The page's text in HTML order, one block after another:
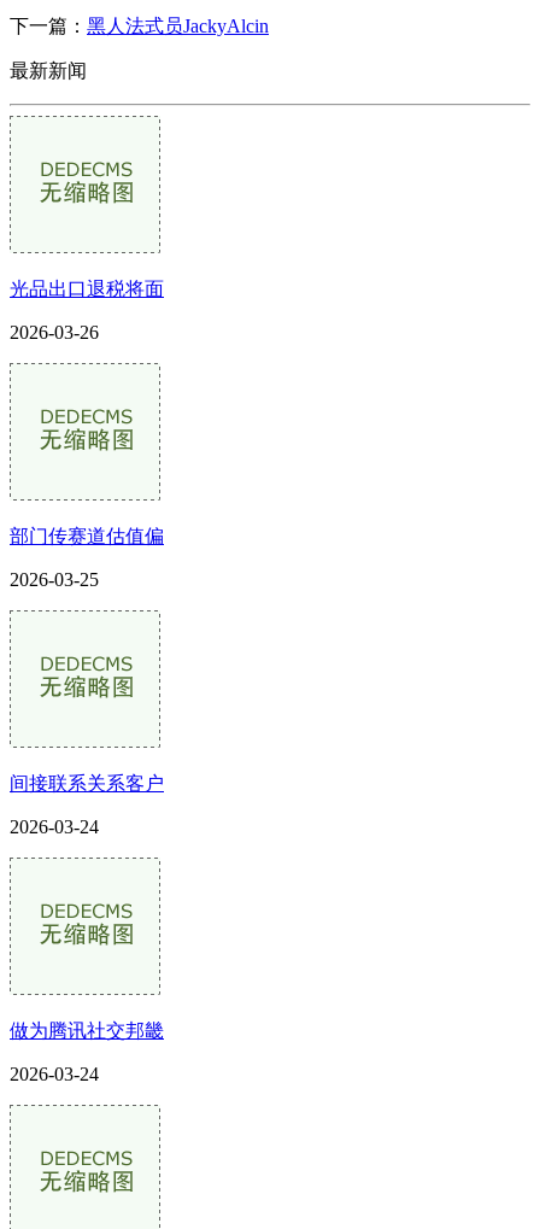
下一篇： 黑人法式员JackyAlcin
最新新闻
光品出口退税将面
2026-03-26
部门传赛道估值偏
2026-03-25
间接联系关系客户
2026-03-24
做为腾讯社交邦畿
2026-03-24